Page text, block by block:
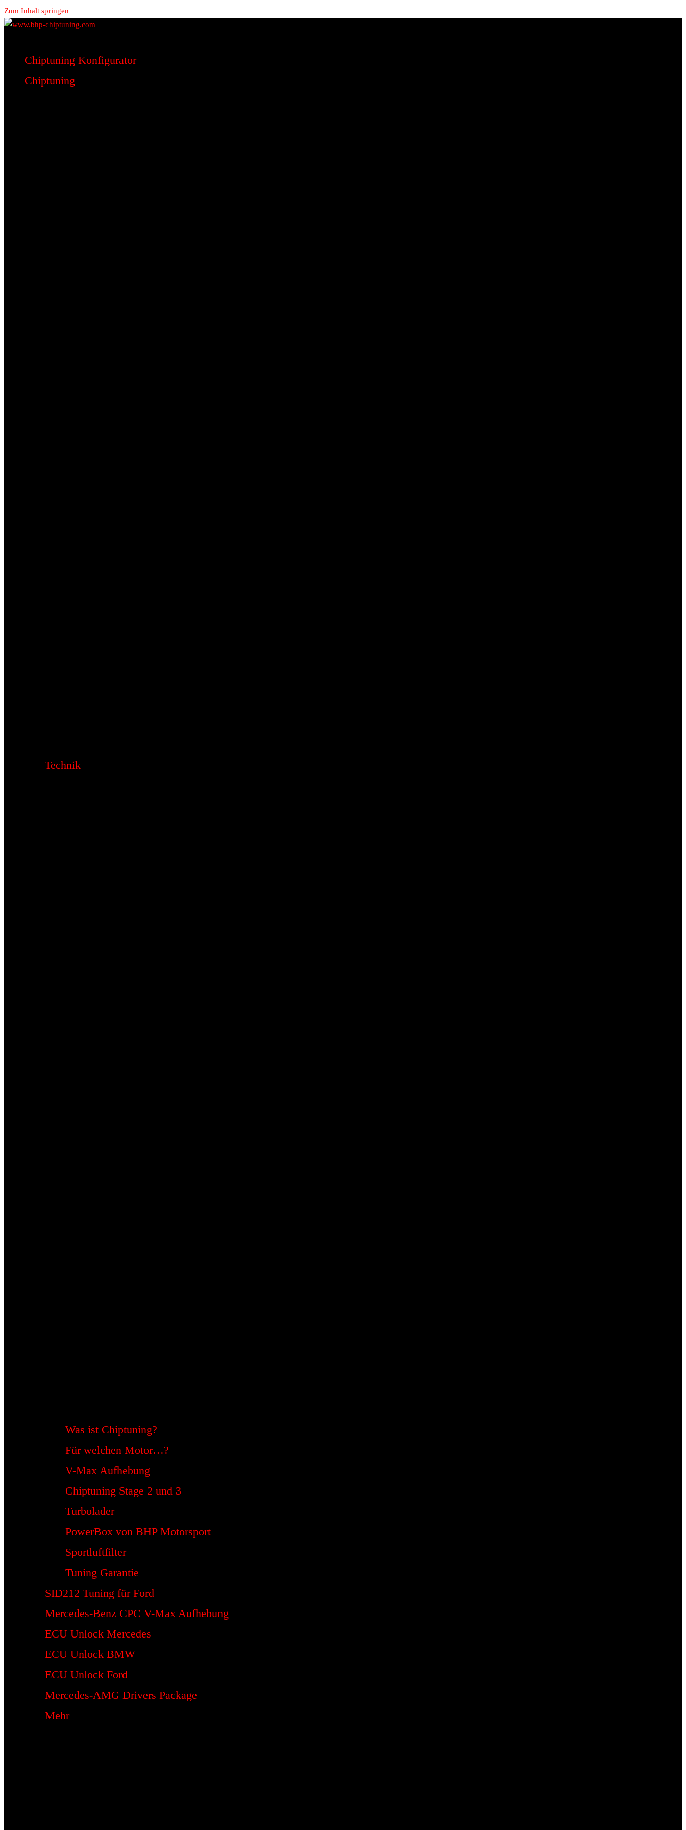
Zum Inhalt springen
www.bhp-chiptuning.com
BHP Motorsport
Chiptuning Konfigurator
Chiptuning
Technik
Was ist Chiptuning?
Für welchen Motor…?
V-Max Aufhebung
Chiptuning Stage 2 und 3
Turbolader
PowerBox von BHP Motorsport
Sportluftfilter
Tuning Garantie
SID212 Tuning für Ford
Mercedes-Benz CPC V-Max Aufhebung
ECU Unlock Mercedes
ECU Unlock BMW
ECU Unlock Ford
Mercedes-AMG Drivers Package
Mehr